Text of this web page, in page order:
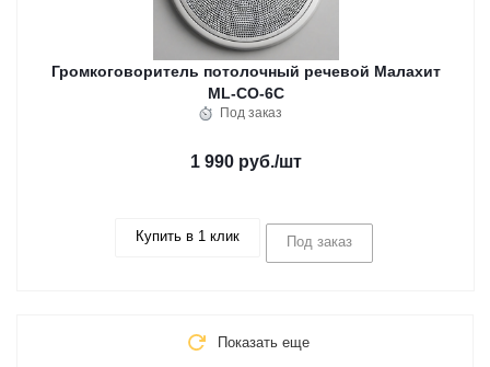
Громкоговоритель потолочный речевой Малахит
ML-CO-6C
Под заказ
1 990 руб./шт
Купить в 1 клик Под заказ
Показать еще